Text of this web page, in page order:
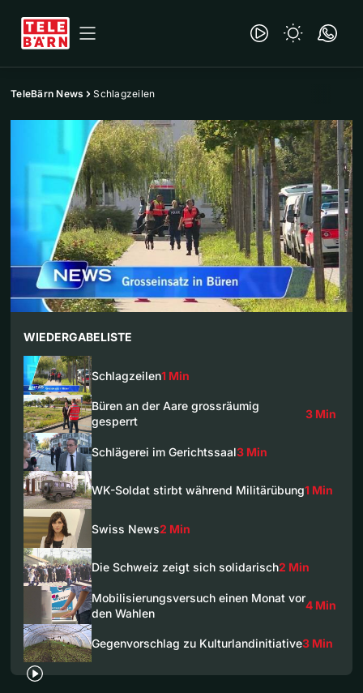
TeleBärn News Schlagzeilen
WIEDERGABELISTE
Schlagzeilen1 Min
Büren an der Aare grossräumig
gesperrt
3 Min
Schlägerei im Gerichtssaal3 Min
WK-Soldat stirbt während Militärübung1 Min
Swiss News2 Min
Die Schweiz zeigt sich solidarisch2 Min
Mobilisierungsversuch einen Monat vor
den Wahlen
4 Min
Gegenvorschlag zu Kulturlandinitiative3 Min